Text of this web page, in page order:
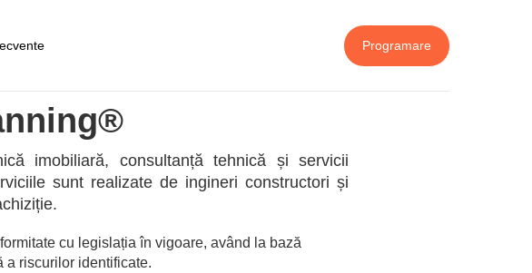
Programare
imobiliară, consultanță tehnică și servicii
sunt realizate de ingineri constructori și
cu legislația în vigoare, având la bază
a riscurilor identificate.